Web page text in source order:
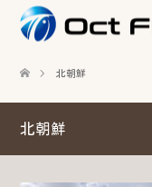
北朝鮮
北朝鮮